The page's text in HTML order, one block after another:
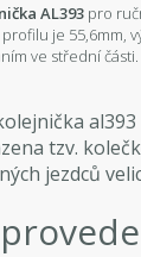
AL393 pro
je 55,6mm,
ve střední
tzv.
jezdců